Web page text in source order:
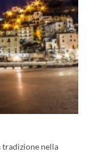
tradizione nella